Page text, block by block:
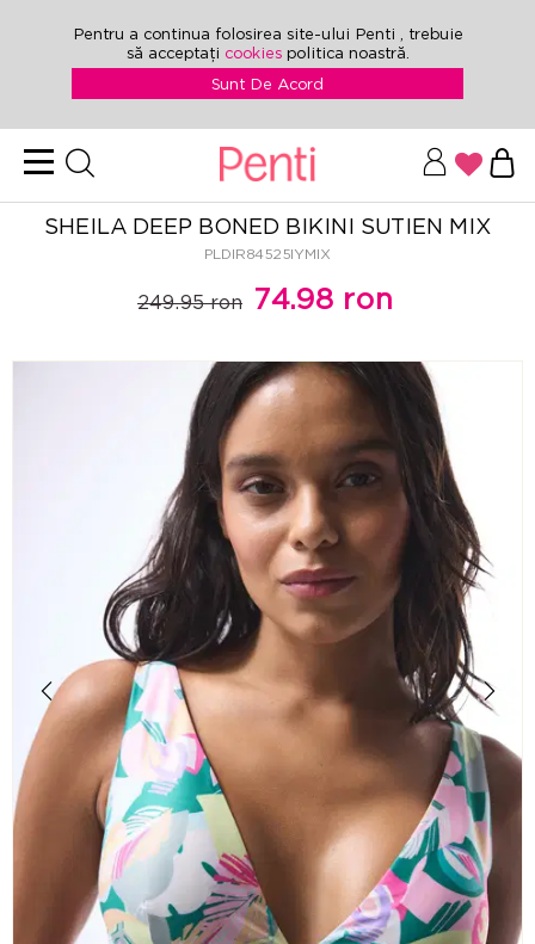
Pentru a continua folosirea site-ului Penti , trebuie
să acceptați cookies politica noastră.
Sunt De Acord
SHEILA DEEP BONED BIKINI SUTIEN MIX
PLDIR84525IYMIX
249.95 ron 74.98 ron